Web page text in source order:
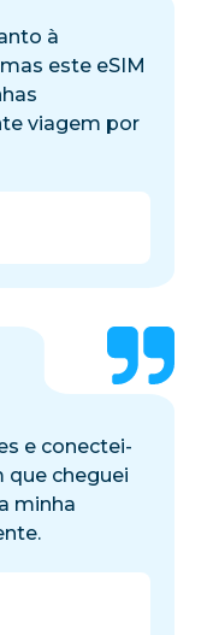
à
este eSIM
viagem por
e conectei-
que cheguei
minha